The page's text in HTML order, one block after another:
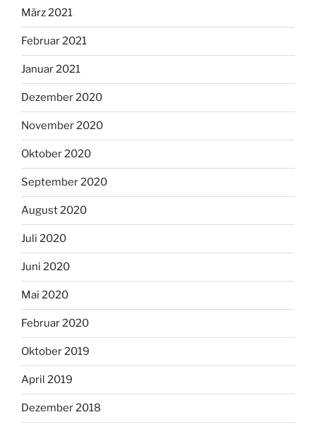
März 2021
Februar 2021
Januar 2021
Dezember 2020
November 2020
Oktober 2020
September 2020
August 2020
Juli 2020
Juni 2020
Mai 2020
Februar 2020
Oktober 2019
April 2019
Dezember 2018